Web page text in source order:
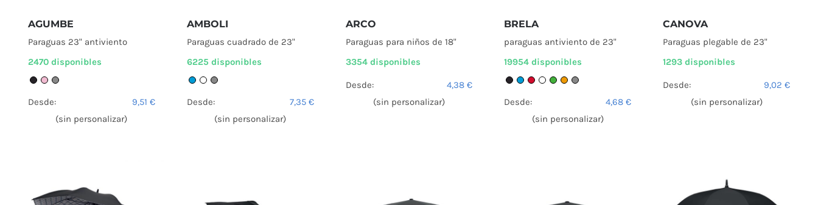
AGUMBE
Paraguas 23" antiviento
2470 disponibles
Desde: 9,51 €
(sin personalizar)
AMBOLI
Paraguas cuadrado de 23"
6225 disponibles
Desde: 7,35 €
(sin personalizar)
ARCO
Paraguas para niños de 18"
3354 disponibles
Desde: 4,38€
(sin personalizar)
BRELA
paraguas antiviento de 23"
19954 disponibles
Desde: 4,68€
(sin personalizar)
CANOVA
Paraguas plegable de 23"
1293 disponibles
Desde: 9,02 €
(sin personalizar)